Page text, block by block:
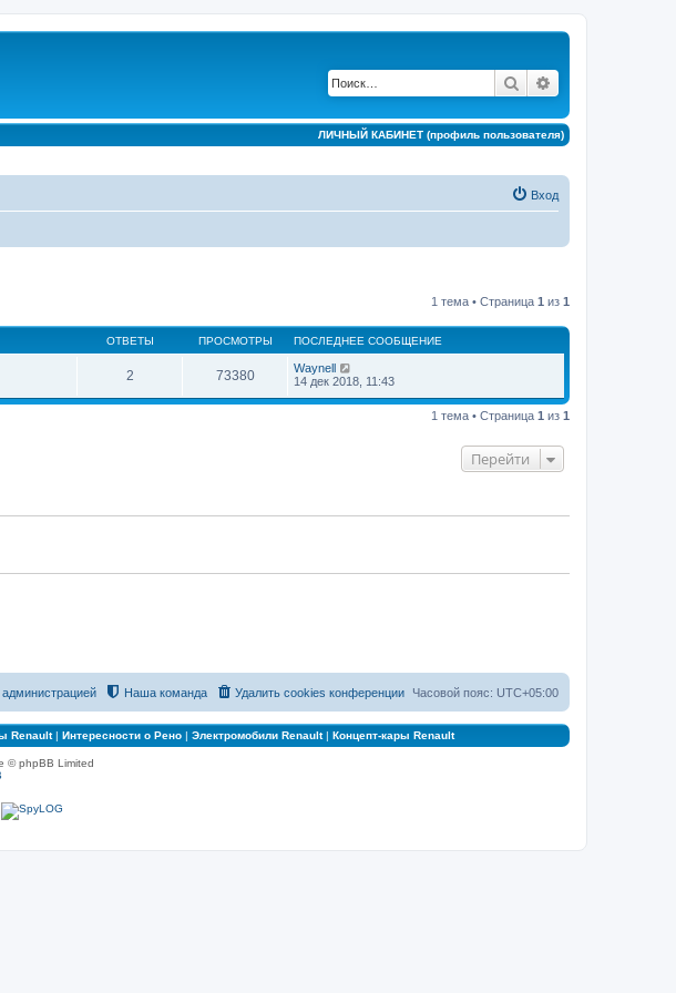
Поиск
ЛИЧНЫЙ КАБИНЕТ (профиль пользователя)
Вход
1 тема • Страница 1 из 1
ОТВЕТЫ ПРОСМОТРЫ ПОСЛЕДНЕЕ СООБЩЕНИЕ
2 73380
Waynell
14 дек 2018, 11:43
1 тема • Страница 1 из 1
Перейти
Часовой пояс: UTC+05:00
Удалить cookies конференции
Наша команда
Renault| Интересности о Рено| Электромобили Renault| Концепт-кары Renault
© phpBB Limited